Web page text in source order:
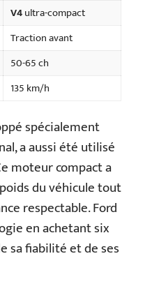
V4ultra-compact
Traction avant
50-65 ch
135 km/h
spécialement
a aussi été utilisé
moteur compact a
du véhicule tout
respectable. Ford
en achetant six
sa fiabilité et de ses